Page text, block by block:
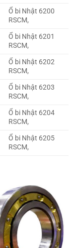
Ổ bi Nhật 6200
RSCM,
Ổ bi Nhật 6201
RSCM,
Ổ bi Nhật 6202
RSCM,
Ổ bi Nhật 6203
RSCM,
Ổ bi Nhật 6204
RSCM,
Ổ bi Nhật 6205
RSCM,